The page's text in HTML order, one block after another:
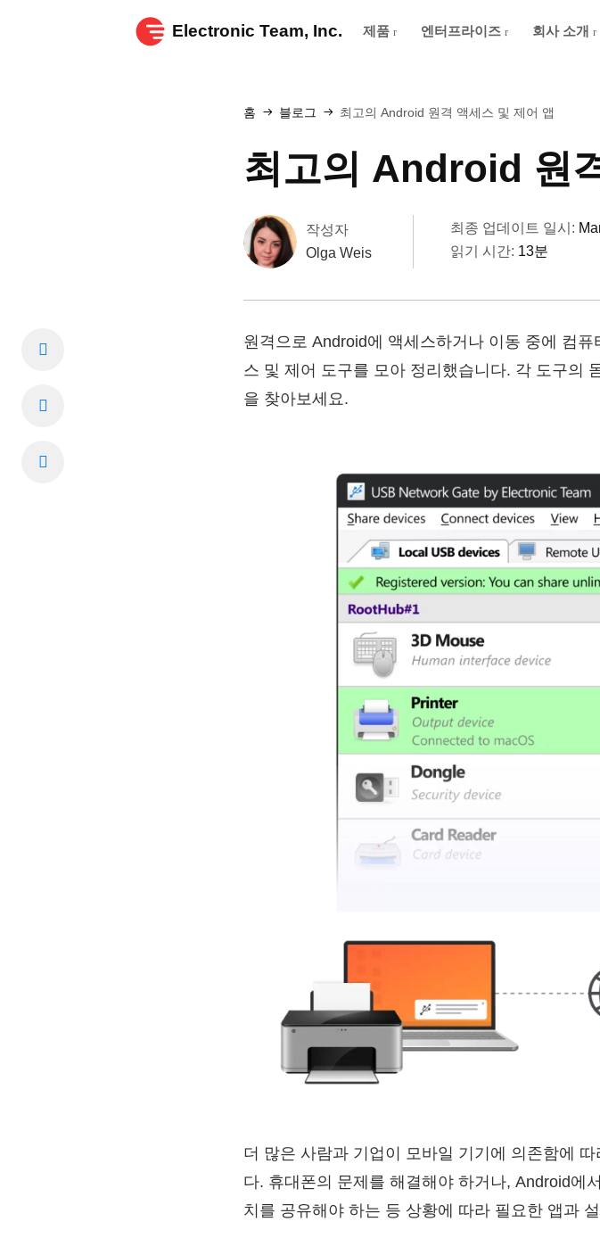
Electronic Team, Inc. 제품 엔터프라이즈 회사 소개
홈 블로그 최고의 Android 원격 액세스 및 제어 앱
최고의 Android 원
작성자
Olga Weis
최종 업데이트 일시:
읽기 시간: 13분
원격으로 Android에 액세스하거나 이동 중에 컴
스 및 제어 도구를 모아 정리했습니다. 각 도구의
을 찾아보세요.
더 많은 사람과 기업이 모바일 기기에 의존함에
다. 휴대폰의 문제를 해결해야 하거나, Android에
치를 공유해야 하는 등 상황에 따라 필요한 앱과